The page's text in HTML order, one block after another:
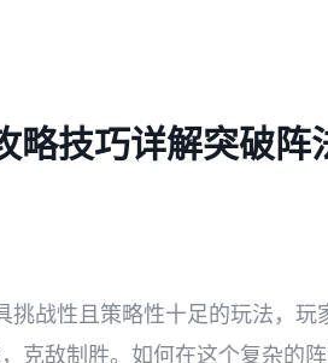
略技巧详解突破阵
挑战性且策略性十足的玩法，玩
克敌制胜。如何在这个复杂的